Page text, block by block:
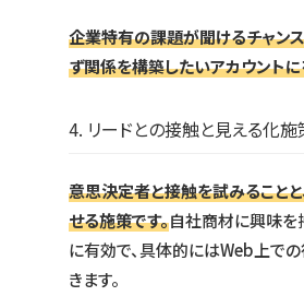
企業特有の課題が聞けるチャン
ず関係を構築したいアカウント
4. リードとの接触と見える化施
意思決定者と接触を試みること
せる施策です。自社商材に興味を
に有効で、具体的にはWeb上で
きます。